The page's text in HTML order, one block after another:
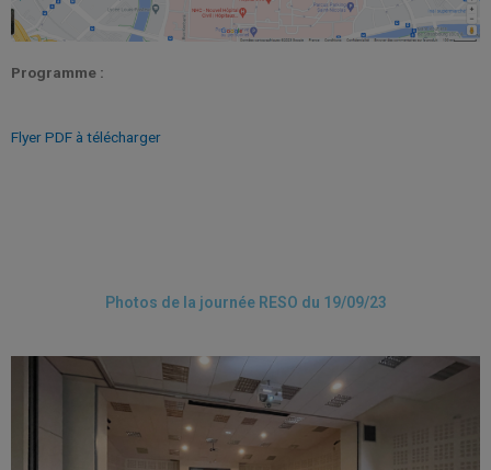
Programme :
Flyer PDF à télécharger
Photos de la journée RESO du 19/09/23